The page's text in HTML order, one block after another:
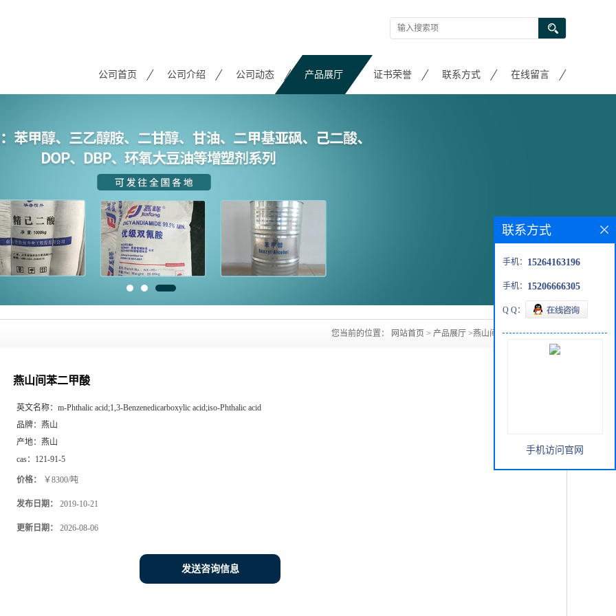
公司首页 公司介绍 公司动态 产品展厅 证书荣誉 联系方式 在线留言
您当前的位置： 网站首页 > 产品展厅 >燕山间苯二甲酸
燕山间苯二甲酸
英文名称： m-Phthalic acid;1,3-Benzenedicarboxylic acid;iso-Phthalic acid
品牌： 燕山
产地： 燕山
cas： 121-91-5
价格： ￥8300/吨
发布日期： 2019-10-21
更新日期： 2026-08-06
发送咨询信息
联系方式
手机： 15264163196
手机： 15206666305
Q Q：
手机访问官网